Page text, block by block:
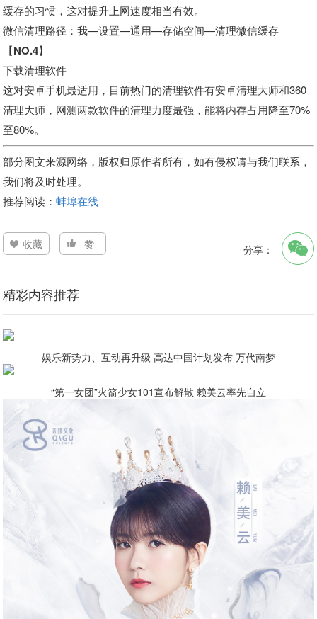
缓存的习惯，这对提升上网速度相当有效。
微信清理路径：我—设置—通用—存储空间—清理微信缓存
【NO.4】
下载清理软件
这对安卓手机最适用，目前热门的清理软件有安卓清理大师和360
清理大师，网测两款软件的清理力度最强，能将内存占用降至70%
至80%。
部分图文来源网络，版权归原作者所有，如有侵权请与我们联系，
我们将及时处理。
推荐阅读：蚌埠在线
收藏 赞 分享：
精彩内容推荐
娱乐新势力、互动再升级 高达中国计划发布 万代南梦
“第一女团”火箭少女101宣布解散 赖美云率先自立